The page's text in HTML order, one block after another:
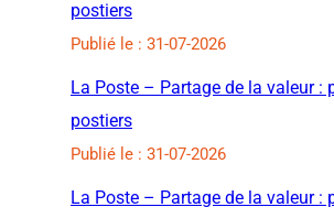
postiers
Publié le : 31-07-2026
La Poste – Partage de la valeur :
postiers
Publié le : 31-07-2026
La Poste – Partage de la valeur :